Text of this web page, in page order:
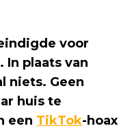
voor
plaats van
niets. Geen
huis te
een TikTok-hoax